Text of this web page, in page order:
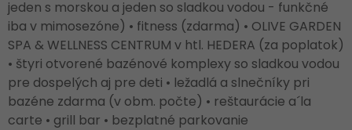
jeden s morskou a jeden so sladkou vodou - funkčné
iba v mimosezóne) • fitness (zdarma) • OLIVE GARDEN
SPA & WELLNESS CENTRUM v htl. HEDERA (za poplatok)
• štyri otvorené bazénové komplexy so sladkou vodou
pre dospelých aj pre deti • ležadlá a slnečníky pri
bazéne zdarma (v obm. počte) • reštaurácie a´la
carte • grill bar • bezplatné parkovanie